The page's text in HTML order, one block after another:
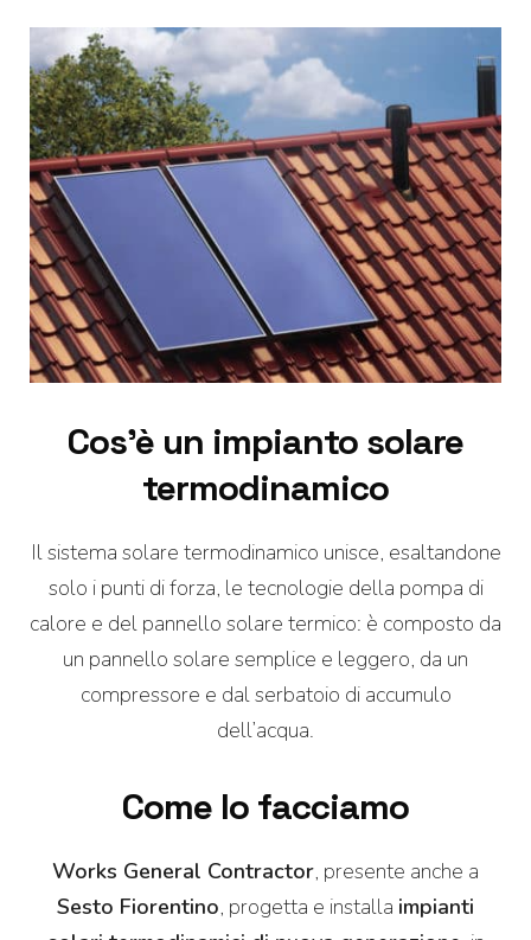
Cos’è un impianto solare
termodinamico
Il sistema solare termodinamico unisce, esaltandone
solo i punti di forza, le tecnologie della pompa di
calore e del pannello solare termico: è composto da
un pannello solare semplice e leggero, da un
compressore e dal serbatoio di accumulo
dell’acqua.
Come lo facciamo
Works General Contractor, presente anche a
Sesto Fiorentino, progetta e installa impianti